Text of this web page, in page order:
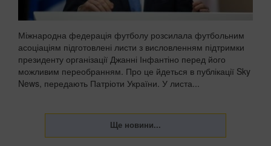
Міжнародна федерація футболу розсилала футбольним
асоціаціям підготовлені листи з висловленням підтримки
президенту організації Джанні Інфантіно перед його
можливим переобранням. Про це йдеться в публікації Sky
News, передають Патріоти України. У листа...